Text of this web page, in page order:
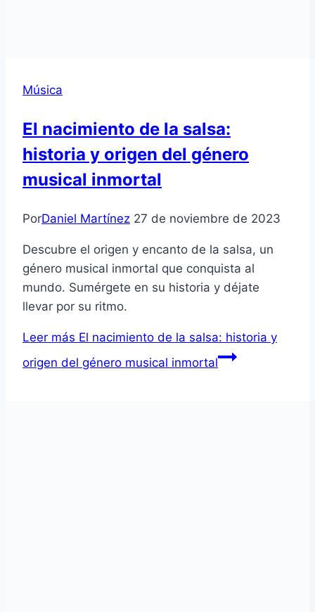
Música
El nacimiento de la salsa:
historia y origen del género
musical inmortal
PorDaniel Martínez 27 de noviembre de 2023
Descubre el origen y encanto de la salsa, un
género musical inmortal que conquista al
mundo. Sumérgete en su historia y déjate
llevar por su ritmo.
Leer más El nacimiento de la salsa: historia y
origen del género musical inmortal